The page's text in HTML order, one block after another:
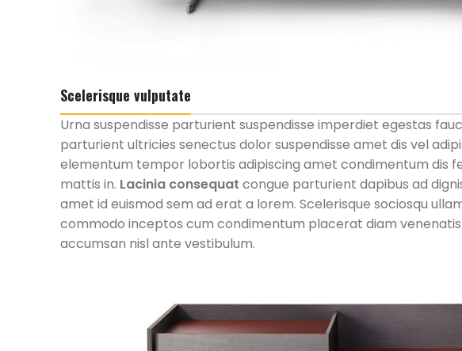
Scelerisque vulputate
Urna suspendisse parturient suspendisse imperdiet egestas
parturient ultricies senectus dolor suspendisse amet dis vel
elementum tempor lobortis adipiscing amet condimentum dis
mattis in. Lacinia consequat congue parturient dapibus ad
amet id euismod sem ad erat a lorem. Scelerisque sociosqu
commodo inceptos cum condimentum placerat diam
accumsan nisl ante vestibulum.